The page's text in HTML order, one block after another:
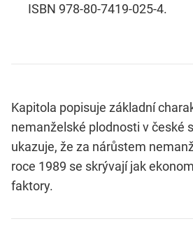
ISBN 978-80-7419-025-4.
Kapitola popisuje základní
nemanželské plodnosti v české
ukazuje, že za nárůstem
roce 1989 se skrývají jak
faktory.